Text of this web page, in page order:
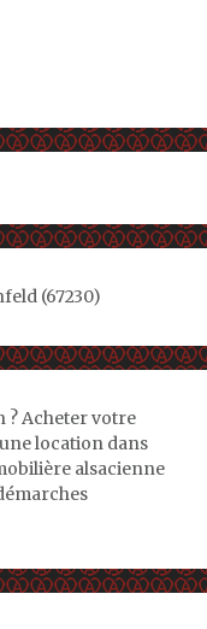
(67230)
? Acheter votre
location dans
alsacienne